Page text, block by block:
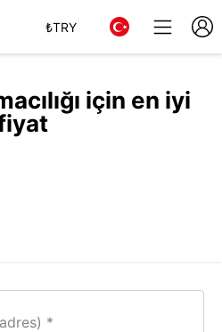
₺TRY
için en iyi